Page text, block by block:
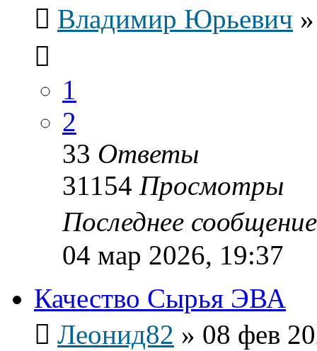
Владимир Юрьевич
1
2
33 Ответы
31154 Просмотры
Последнее
04 мар 2026, 19:37
Качество Сырья ЭВА
Леонид82 » 08 фев